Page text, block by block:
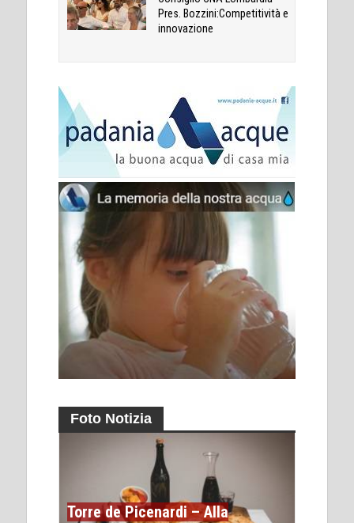
Pres. Bozzini:Competitività e
innovazione
Foto Notizia
Torre de Picenardi – Alla